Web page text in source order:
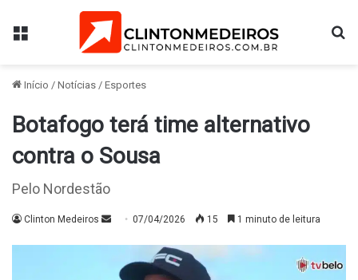
Menu
Início / Notícias / Esportes
Botafogo terá time alternativo
contra o Sousa
Pelo Nordestão
Clinton Medeiros
Mande
mail
07/04/2026 15 1 minuto de leitura